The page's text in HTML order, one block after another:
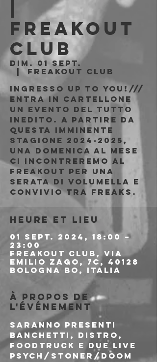
Freakout
Club
dim. 01 sept.
Freakout Club
Ingresso Up to You!///
Entra in cartellone
un evento del tutto
inedito. A partire da
questa imminente
stagione 2024-2025,
una domenica al mese
ci incontreremo al
Freakout per una
serata di volumella e
convivio tra freaks.
Heure et lieu
01 sept. 2024, 18:00 –
23:00
Freakout Club, Via
Emilio Zago, 7c, 40128
Bologna BO, Italia
À propos de
l'événement
Saranno presenti
banchetti, distro,
foodtruck e due live
psych/stoner/doom